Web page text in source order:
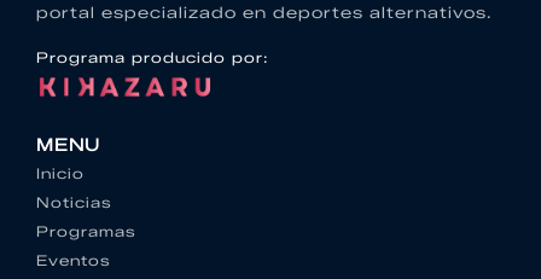
portal especializado en deportes alternativos.
Programa producido por:
MENU
Inicio
Noticias
Programas
Eventos